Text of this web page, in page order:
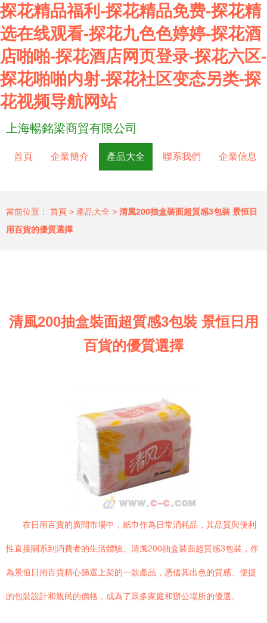
探花精品福利-探花精品免费-探花精
选在线观看-探花九色色婷婷-探花酒
店啪啪-探花酒店网页登录-探花六区-
探花啪啪内射-探花社区变态另类-探
花视频导航网站
上海暢銘梁商貿有限公司
首頁 企業簡介 產品大全 聯系我們 企業信息
當前位置： 首頁 > 產品大全 > 清風200抽盒裝面超質感3包裝 景恒日
用百貨的優質選擇
清風200抽盒裝面超質感3包裝 景恒日用
百貨的優質選擇
在日用百貨的廣闊市場中，紙巾作為日常消耗品，其品質與便利
性直接關系到消費者的生活體驗。清風200抽盒裝面超質感3包裝，作
為景恒日用百貨精心篩選上架的一款產品，憑借其出色的質感、便捷
的包裝設計和親民的價格，成為了眾多家庭和辦公場所的優選。